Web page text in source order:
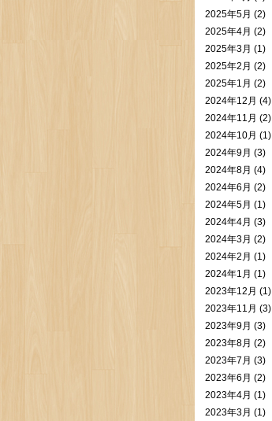
2025年5月 (2)
2025年4月 (2)
2025年3月 (1)
2025年2月 (2)
2025年1月 (2)
2024年12月 (4)
2024年11月 (2)
2024年10月 (1)
2024年9月 (3)
2024年8月 (4)
2024年6月 (2)
2024年5月 (1)
2024年4月 (3)
2024年3月 (2)
2024年2月 (1)
2024年1月 (1)
2023年12月 (1)
2023年11月 (3)
2023年9月 (3)
2023年8月 (2)
2023年7月 (3)
2023年6月 (2)
2023年4月 (1)
2023年3月 (1)